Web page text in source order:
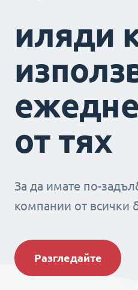
иляди
от тях
За да имате по-
компании от всички
Разгледайте